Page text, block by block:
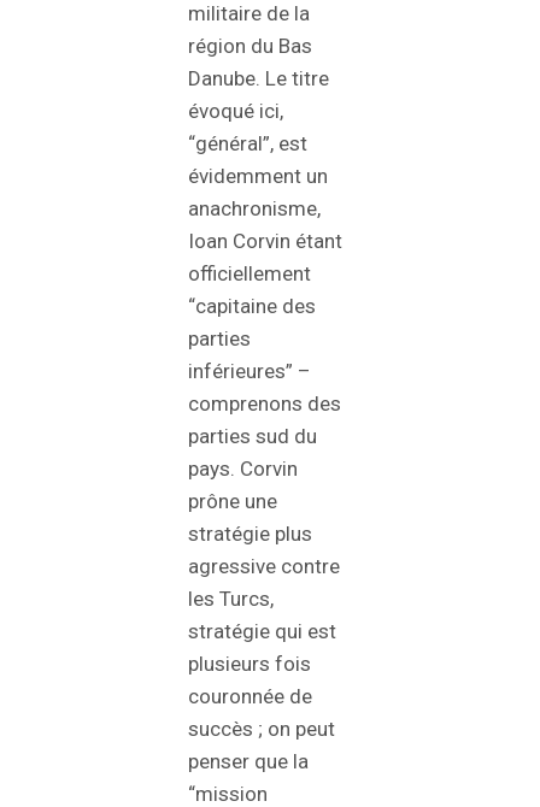
militaire de la
région du Bas
Danube. Le titre
évoqué ici,
“général”, est
évidemment un
anachronisme,
Ioan Corvin étant
officiellement
“capitaine des
parties
inférieures” –
comprenons des
parties sud du
pays. Corvin
prône une
stratégie plus
agressive contre
les Turcs,
stratégie qui est
plusieurs fois
couronnée de
succès ; on peut
penser que la
“mission